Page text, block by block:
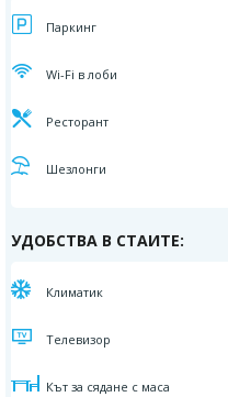
Паркинг
Wi-Fi в лоби
Ресторант
Шезлонги
УДОБСТВА В СТАИТЕ:
Климатик
Телевизор
Кът за сядане с маса